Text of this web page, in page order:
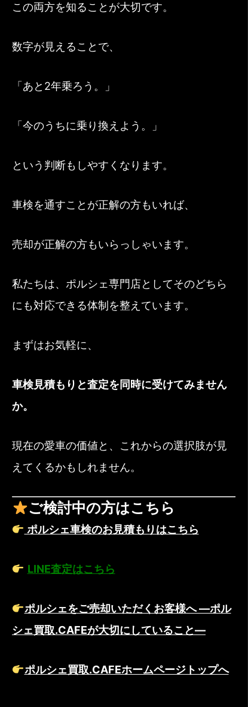
この両方を知ることが大切です。
数字が見えることで、
「あと2年乗ろう。」
「今のうちに乗り換えよう。」
という判断もしやすくなります。
車検を通すことが正解の方もいれば、
売却が正解の方もいらっしゃいます。
私たちは、ポルシェ専門店としてそのどちら
にも対応できる体制を整えています。
まずはお気軽に、
車検見積もりと査定を同時に受けてみません
か。
現在の愛車の価値と、これからの選択肢が見
えてくるかもしれません。
ご検討中の方はこちら
ポルシェ車検のお見積もりはこちら
LINE査定はこちら
ポルシェをご売却いただくお客様へ ―ポル
シェ買取.CAFEが大切にしていること―
ポルシェ買取.CAFEホームページトップへ